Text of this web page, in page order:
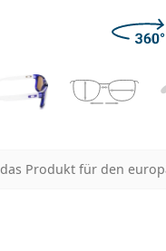
Produkt für den